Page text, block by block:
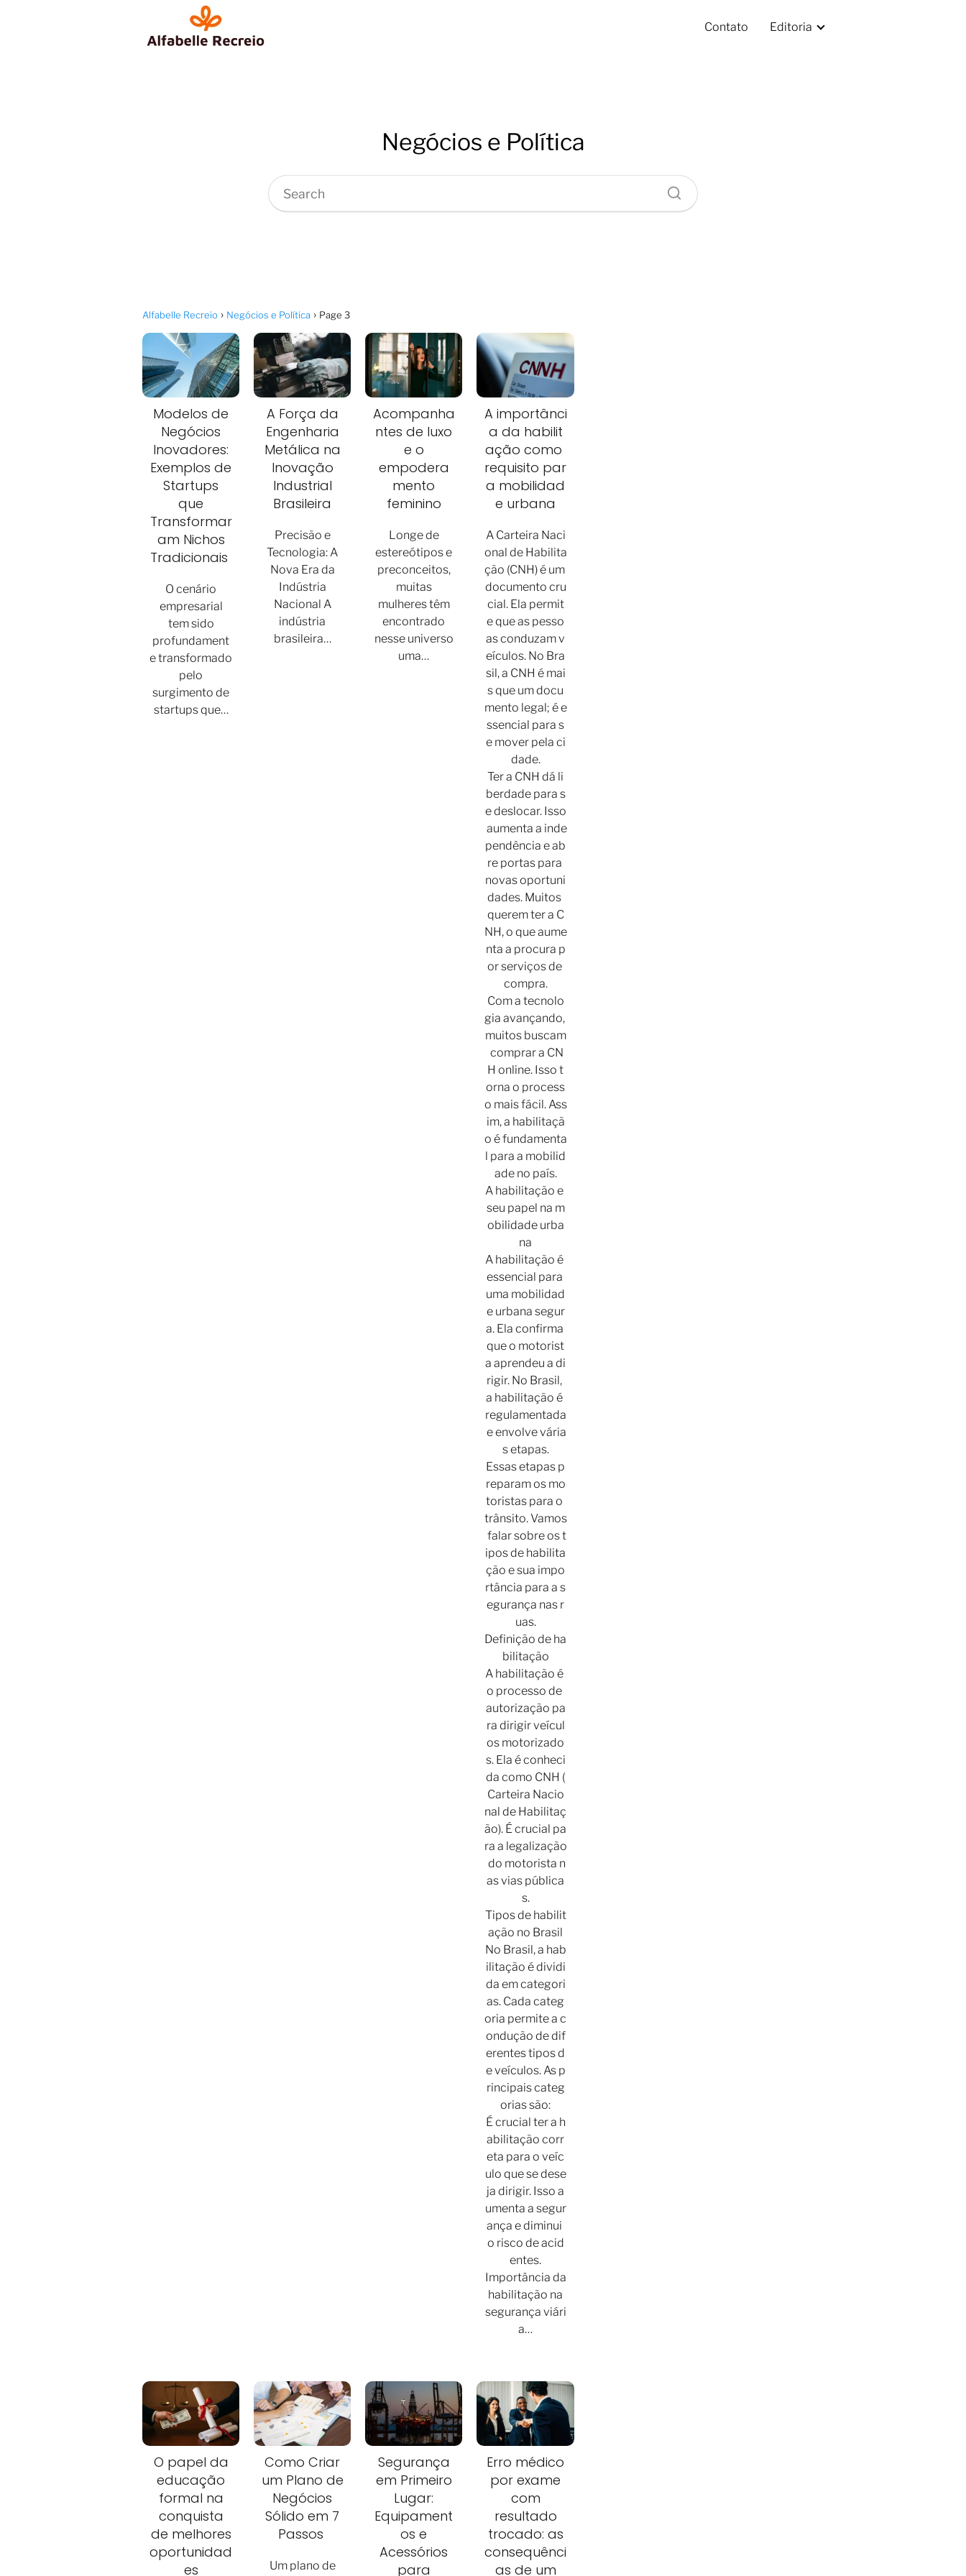
Contato Editoria
Negócios e Política
Alfabelle Recreio Negócios e Política Page 3
Modelos de
Negócios
Inovadores:
Exemplos de
Startups
que
Transformar
am Nichos
Tradicionais
O cenário
empresarial
tem sido
profundament
e transformado
pelo
surgimento de
startups que…
A Força da
Engenharia
Metálica na
Inovação
Industrial
Brasileira
Precisão e
Tecnologia: A
Nova Era da
Indústria
Nacional A
indústria
brasileira…
Acompanha
ntes de luxo
e o
empodera
mento
feminino
Longe de
estereótipos e
preconceitos,
muitas
mulheres têm
encontrado
nesse universo
uma…
A importânci
a da habilit
ação como
requisito par
a mobilidad
e urbana
A Carteira Naci
onal de Habilita
ção (CNH) é um
documento cru
cial. Ela permit
e que as pesso
as conduzam v
eículos. No Bra
sil, a CNH é mai
s que um docu
mento legal; é e
ssencial para s
e mover pela ci
dade.
Ter a CNH dá li
berdade para s
e deslocar. Isso
aumenta a inde
pendência e ab
re portas para
novas oportuni
dades. Muitos
querem ter a C
NH, o que aume
nta a procura p
or serviços de
compra.
Com a tecnolo
gia avançando,
muitos buscam
comprar a CN
H online. Isso t
orna o process
o mais fácil. Ass
im, a habilitaçã
o é fundamenta
l para a mobilid
ade no país.
A habilitação e
seu papel na m
obilidade urba
na
A habilitação é
essencial para
uma mobilidad
e urbana segur
a. Ela confirma
que o motorist
a aprendeu a di
rigir. No Brasil,
a habilitação é
regulamentada
e envolve vária
s etapas.
Essas etapas p
reparam os mo
toristas para o
trânsito. Vamos
falar sobre os t
ipos de habilita
ção e sua impo
rtância para a s
egurança nas r
uas.
Definição de ha
bilitação
A habilitação é
o processo de
autorização pa
ra dirigir veícul
os motorizado
s. Ela é conheci
da como CNH (
Carteira Nacio
nal de Habilitaç
ão). É crucial pa
ra a legalização
do motorista n
as vias pública
s.
Tipos de habilit
ação no Brasil
No Brasil, a hab
ilitação é dividi
da em categori
as. Cada categ
oria permite a c
ondução de dif
erentes tipos d
e veículos. As p
rincipais categ
orias são:
É crucial ter a h
abilitação corr
eta para o veíc
ulo que se dese
ja dirigir. Isso a
umenta a segur
ança e diminui
o risco de acid
entes.
Importância da
habilitação na
segurança viári
a…
O papel da
educação
formal na
conquista
de melhores
oportunidad
es
Como Criar
um Plano de
Negócios
Sólido em 7
Passos
Um plano de
Segurança
em Primeiro
Lugar:
Equipament
os e
Acessórios
para
Erro médico
por exame
com
resultado
trocado: as
consequênci
as de um